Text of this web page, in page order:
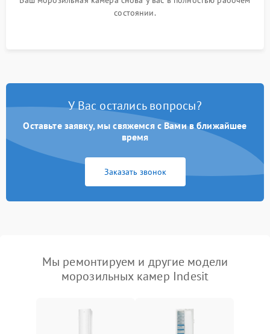
состоянии.
У Вас остались вопросы?
Оставьте заявку, мы свяжемся с Вами в ближайшее
время
Заказать звонок
Мы ремонтируем и другие модели
морозильных камер Indesit